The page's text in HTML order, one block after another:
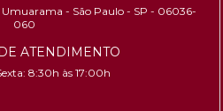
- São Paulo - SP - 06036-
060
ATENDIMENTO
8:30h às 17:00h